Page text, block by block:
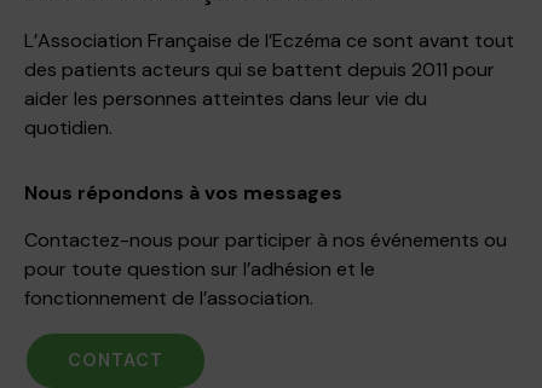
L’Association Française de l’Eczéma ce sont avant tout
des patients acteurs qui se battent depuis 2011 pour
aider les personnes atteintes dans leur vie du
quotidien.
Nous répondons à vos messages
Contactez-nous pour participer à nos événements ou
pour toute question sur l’adhésion et le
fonctionnement de l’association.
CONTACT